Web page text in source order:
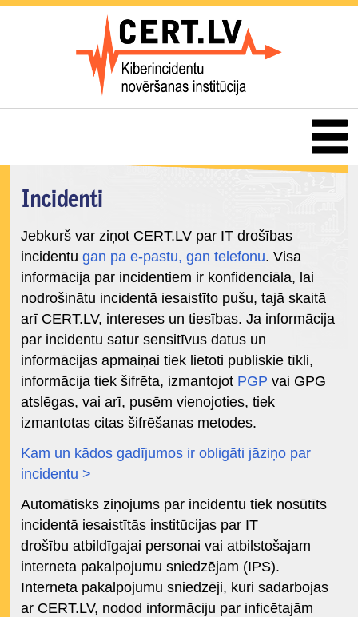
Incidenti
Jebkurš var ziņot CERT.LV par IT drošības
incidentu gan pa e-pastu, gan telefonu. Visa
informācija par incidentiem ir konfidenciāla, lai
nodrošinātu incidentā iesaistīto pušu, tajā skaitā
arī CERT.LV, intereses un tiesības. Ja informācija
par incidentu satur sensitīvus datus un
informācijas apmaiņai tiek lietoti publiskie tīkli,
informācija tiek šifrēta, izmantojot PGP vai GPG
atslēgas, vai arī, pusēm vienojoties, tiek
izmantotas citas šifrēšanas metodes.
Kam un kādos gadījumos ir obligāti jāziņo par
incidentu >
Automātisks ziņojums par incidentu tiek nosūtīts
incidentā iesaistītās institūcijas par IT
drošību atbildīgajai personai vai atbilstošajam
interneta pakalpojumu sniedzējam (IPS).
Interneta pakalpojumu sniedzēji, kuri sadarbojas
ar CERT.LV, nodod informāciju par inficētajām